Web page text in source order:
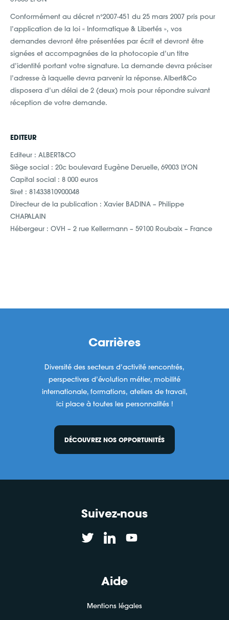
Conformément au décret n°2007-451 du 25 mars 2007 pris pour
l’application de la loi « Informatique & Libertés », vos
demandes devront être présentées par écrit et devront être
signées et accompagnées de la photocopie d’un titre
d’identité portant votre signature. La demande devra préciser
l’adresse à laquelle devra parvenir la réponse. Albert&Co
disposera d’un délai de 2 (deux) mois pour répondre suivant
réception de votre demande.
EDITEUR
Editeur : ALBERT&CO
Siège social : 20c boulevard Eugène Deruelle, 69003 LYON
Capital social : 8 000 euros
Siret : 81433810900048
Directeur de la publication : Xavier BADINA – Philippe
CHAPALAIN
Hébergeur : OVH – 2 rue Kellermann – 59100 Roubaix – France
Carrières
Diversité des secteurs d’activité rencontrés,
perspectives d’évolution métier, mobilité
internationale, formations, ateliers de travail,
ici place à toutes les personnalités !
DÉCOUVREZ NOS OPPORTUNITÉS
Suivez-nous
Aide
Mentions légales